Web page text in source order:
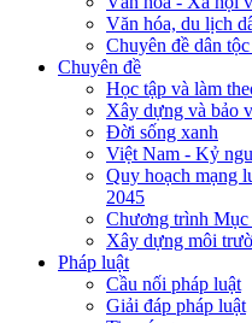
Văn hóa, du lịch
Chuyên đề dân
Chuyên đề
Học tập và làm
Xây dựng và bảo
Đời sống xanh
Việt Nam - Kỷ
Quy hoạch mạng
2045
Chương trình Mục
Xây dựng môi
Pháp luật
Cầu nối pháp luật
Giải đáp pháp luật